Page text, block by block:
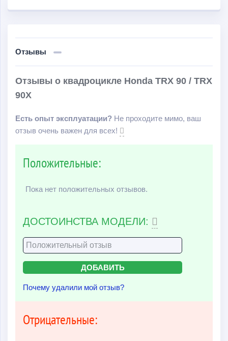
Отзывы
Отзывы о квадроцикле Honda TRX 90 / TRX
90X
Есть опыт эксплуатации? Не проходите мимо, ваш
отзыв очень важен для всех!
Положительные:
Пока нет положительных отзывов.
ДОСТОИНСТВА МОДЕЛИ:
Почему удалили мой отзыв?
Отрицательные: